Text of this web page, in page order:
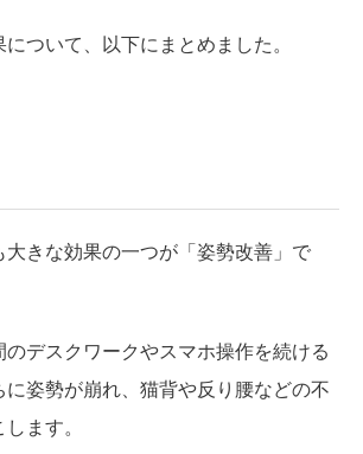
ついて、以下にまとめました。
大きな効果の一つが「姿勢改善」で
のデスクワークやスマホ操作を続ける
に姿勢が崩れ、猫背や反り腰などの不
ます。